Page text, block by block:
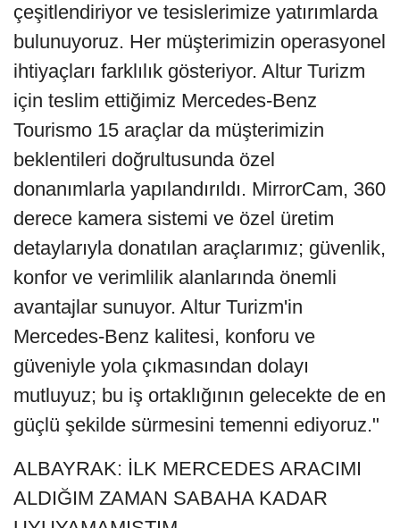
çeşitlendiriyor ve tesislerimize yatırımlarda
bulunuyoruz. Her müşterimizin operasyonel
ihtiyaçları farklılık gösteriyor. Altur Turizm
için teslim ettiğimiz Mercedes-Benz
Tourismo 15 araçlar da müşterimizin
beklentileri doğrultusunda özel
donanımlarla yapılandırıldı. MirrorCam, 360
derece kamera sistemi ve özel üretim
detaylarıyla donatılan araçlarımız; güvenlik,
konfor ve verimlilik alanlarında önemli
avantajlar sunuyor. Altur Turizm'in
Mercedes-Benz kalitesi, konforu ve
güveniyle yola çıkmasından dolayı
mutluyuz; bu iş ortaklığının gelecekte de en
güçlü şekilde sürmesini temenni ediyoruz."
ALBAYRAK: İLK MERCEDES ARACIMI
ALDIĞIM ZAMAN SABAHA KADAR